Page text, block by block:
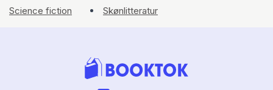
Science fiction
Skønlitteratur